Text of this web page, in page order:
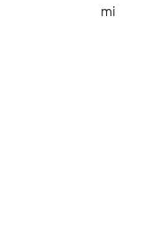
mi